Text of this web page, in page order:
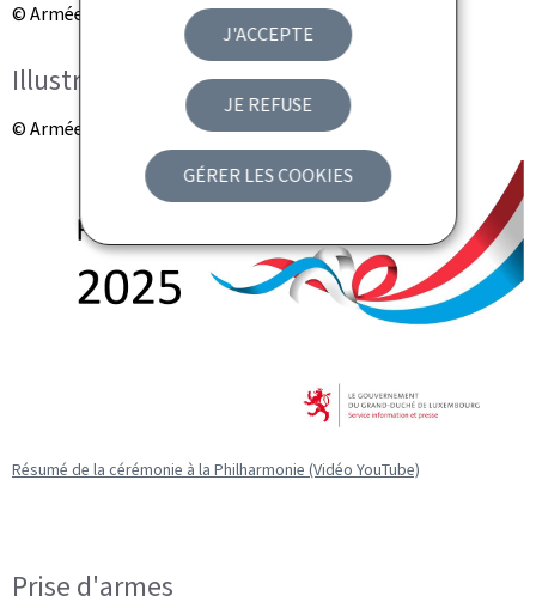
J'ACCEPTE
JE REFUSE
GÉRER LES COOKIES
© Armée luxembourgeoise
Illustration
© Armée luxembourgeoise
Résumé de la cérémonie à la Philharmonie (Vidéo YouTube)
Prise d'armes